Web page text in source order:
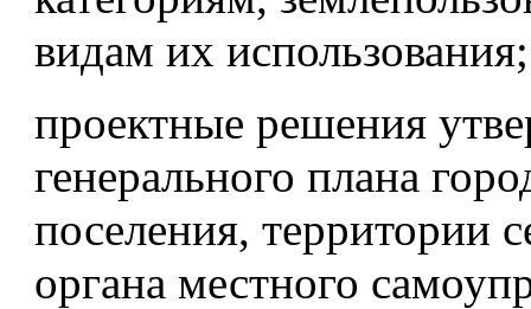
видам их использования;
проектные решения
генерального плана
поселения, территории
органа местного